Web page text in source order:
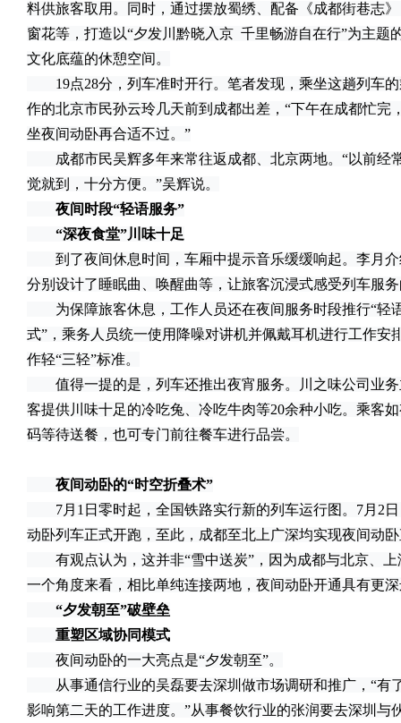
料供旅客取用。同时，通过摆放蜀绣、配备《成都街巷志
窗花等，打造以“夕发川黔晓入京 千里畅游自在行”为主题
文化底蕴的休憩空间。
19点28分，列车准时开行。笔者发现，乘坐这趟列车的
作的北京市民孙云玲几天前到成都出差，“下午在成都忙完
坐夜间动卧再合适不过。”
成都市民吴辉多年来常往返成都、北京两地。“以前经
觉就到，十分方便。”吴辉说。
夜间时段“轻语服务”
“深夜食堂”川味十足
到了夜间休息时间，车厢中提示音乐缓缓响起。李月介
分别设计了睡眠曲、唤醒曲等，让旅客沉浸式感受列车服
为保障旅客休息，工作人员还在夜间服务时段推行“轻
式”，乘务人员统一使用降噪对讲机并佩戴耳机进行工作安
作轻“三轻”标准。
值得一提的是，列车还推出夜宵服务。川之味公司业务
客提供川味十足的冷吃兔、冷吃牛肉等20余种小吃。乘客
码等待送餐，也可专门前往餐车进行品尝。
夜间动卧的“时空折叠术”
7月1日零时起，全国铁路实行新的列车运行图。7月2日
动卧列车正式开跑，至此，成都至北上广深均实现夜间动
有观点认为，这并非“雪中送炭”，因为成都与北京、上
一个角度来看，相比单纯连接两地，夜间动卧开通具有更
“夕发朝至”破壁垒
重塑区域协同模式
夜间动卧的一大亮点是“夕发朝至”。
从事通信行业的吴磊要去深圳做市场调研和推广，“有
影响第二天的工作进度。”从事餐饮行业的张润要去深圳与